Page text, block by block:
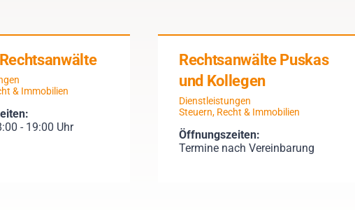
& Immobilien
- 19:00 Uhr
Rechtsanwälte Puskas
und Kollegen
Dienstleistungen
Steuern, Recht & Immobilien
Öffnungszeiten:
Termine nach Vereinbarung